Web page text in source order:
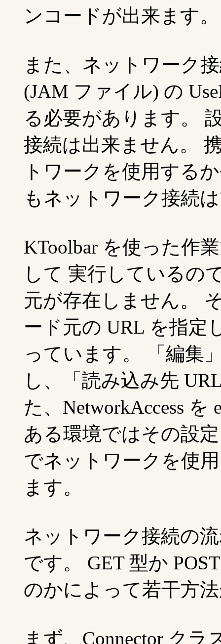
ンコードが出来ます。
また、ネットワーク
(JAM ファイル) の
る必要があります。
接続は出来ません。
トワークを使用する
もネットワーク接続
KToolbar を使った作
して 実行しているの
元が存在しません。
ード元の URL を指定
っています。 「編集
し、「読み込み先
た、NetworkAccess
ある環境ではその設
でネットワークを使
ます。
ネットワーク接続の
です。 GET 型か
のかによって若干方
まず、Connector クラ